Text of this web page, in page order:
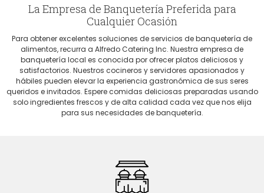
La Empresa de Banquetería Preferida para
Cualquier Ocasión
Para obtener excelentes soluciones de servicios de banquetería de
alimentos, recurra a Alfredo Catering Inc. Nuestra empresa de
banquetería local es conocida por ofrecer platos deliciosos y
satisfactorios. Nuestros cocineros y servidores apasionados y
hábiles pueden elevar la experiencia gastronómica de sus seres
queridos e invitados. Espere comidas deliciosas preparadas usando
solo ingredientes frescos y de alta calidad cada vez que nos elija
para sus necesidades de banquetería.